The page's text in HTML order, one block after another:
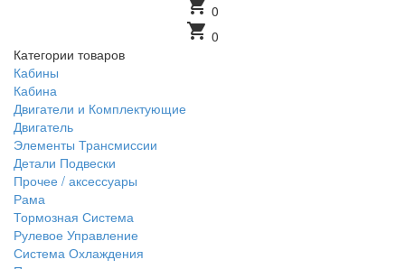
shopping_cart 0
shopping_cart 0
Категории товаров
Кабины
Кабина
Двигатели и Комплектующие
Двигатель
Элементы Трансмиссии
Детали Подвески
Прочее / аксессуары
Рама
Тормозная Система
Рулевое Управление
Система Охлаждения